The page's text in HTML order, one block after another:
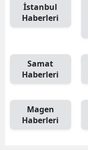
İstanbul
Haberleri
Samat
Haberleri
Magen
Haberleri